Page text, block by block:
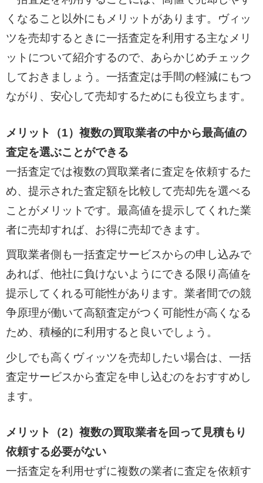
くなること以外にもメリットがあります。ヴィッ
ツを売却するときに一括査定を利用する主なメリ
ットについて紹介するので、あらかじめチェック
しておきましょう。一括査定は手間の軽減にもつ
ながり、安心して売却するためにも役立ちます。
メリット（1）複数の買取業者の中から最高値の
査定を選ぶことができる
一括査定では複数の買取業者に査定を依頼するた
め、提示された査定額を比較して売却先を選べる
ことがメリットです。最高値を提示してくれた業
者に売却すれば、お得に売却できます。
買取業者側も一括査定サービスからの申し込みで
あれば、他社に負けないようにできる限り高値を
提示してくれる可能性があります。業者間での競
争原理が働いて高額査定がつく可能性が高くなる
ため、積極的に利用すると良いでしょう。
少しでも高くヴィッツを売却したい場合は、一括
査定サービスから査定を申し込むのをおすすめし
ます。
メリット（2）複数の買取業者を回って見積もり
依頼する必要がない
一括査定を利用せずに複数の業者に査定を依頼す